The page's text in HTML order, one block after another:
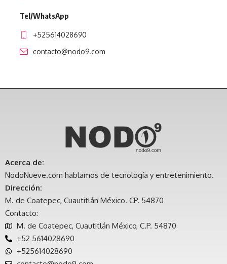
Tel/WhatsApp
+525614028690
contacto@nodo9.com
Acerca de:
NodoNueve.com hablamos de tecnología y entretenimiento.
Dirección:
M. de Coatepec, Cuautitlán México. CP. 54870
Contacto:
M. de Coatepec, Cuautitlán México, C.P. 54870
+52 5614028690
+525614028690